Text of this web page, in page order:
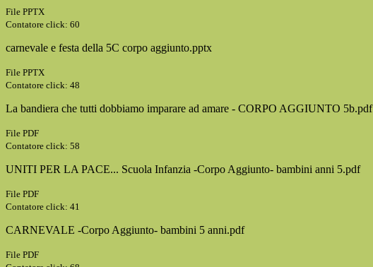
File PPTX
Contatore click: 60
carnevale e festa della 5C corpo aggiunto.pptx
File PPTX
Contatore click: 48
La bandiera che tutti dobbiamo imparare ad amare - CORPO AGGIUNTO 5b.pdf
File PDF
Contatore click: 58
UNITI PER LA PACE... Scuola Infanzia -Corpo Aggiunto- bambini anni 5.pdf
File PDF
Contatore click: 41
CARNEVALE -Corpo Aggiunto- bambini 5 anni.pdf
File PDF